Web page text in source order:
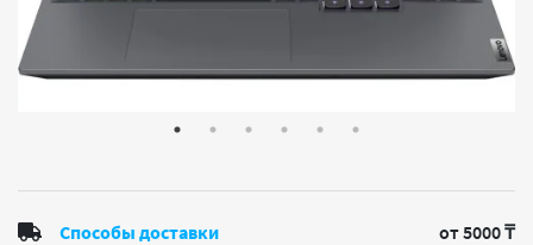
Способы доставки от 5000 ₸